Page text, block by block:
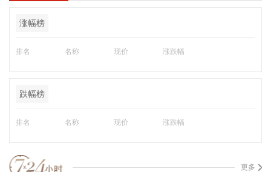
涨幅榜
排名 名称 现价 涨跌幅
跌幅榜
排名 名称 现价 涨跌幅
更多